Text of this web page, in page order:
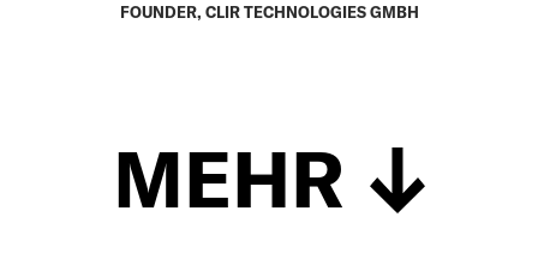
FOUNDER, CLIR TECHNOLOGIES GMBH
MEHR